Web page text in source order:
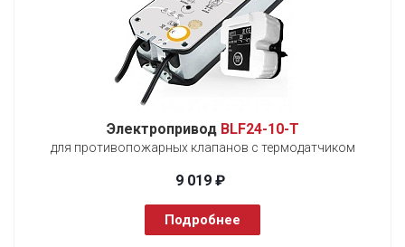
Электропривод BLF24-10-T
для противопожарных клапанов с термодатчиком
9 019 ₽
Подробнее